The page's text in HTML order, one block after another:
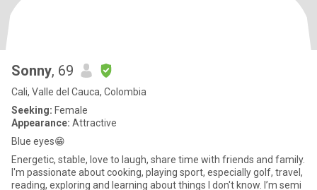
Sonny, 69
Cali, Valle del Cauca, Colombia
Seeking: Female
Appearance: Attractive
Blue eyes😁
Energetic, stable, love to laugh, share time with friends and family.
I'm passionate about cooking, playing sport, especially golf, travel,
reading, exploring and learning about things I don't know. I’m semi